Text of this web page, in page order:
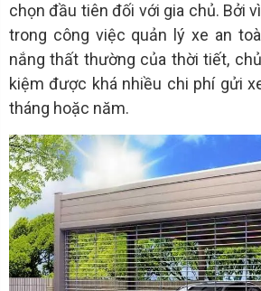
chọn đầu tiên đối với gia chủ. Bởi
trong công việc quản lý xe an
nắng thất thường của thời tiết,
kiệm được khá nhiều chi phí gửi
tháng hoặc năm.